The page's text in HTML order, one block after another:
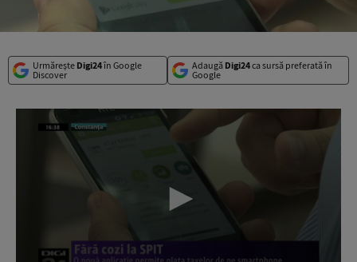
Urmărește Digi24în Google
Discover
Adaugă Digi24ca sursă preferată în
Google